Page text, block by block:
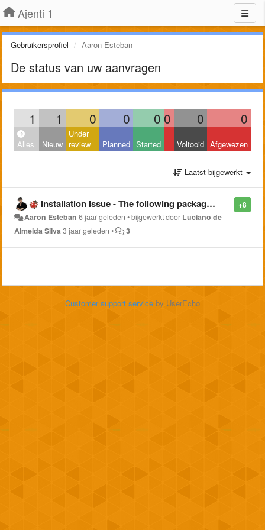
Ajenti 1
Gebruikersprofiel Aaron Esteban
De status van uw aanvragen
1 1 0 0 0 0 0 0
Alles Nieuw
Under
review
Planned Started Voltooid Afgewezen
Laatst bijgewerkt
+8
Installation Issue - The following packages have unmet dependencies: ???
Aaron Esteban 6 jaar geleden •bijgewerkt door Luciano de
Almeida Silva3 jaar geleden • 3
Customer support service by UserEcho